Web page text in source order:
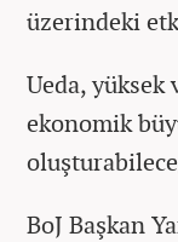
üzerindeki
Ueda,
ekonomik
BoJ Başkan